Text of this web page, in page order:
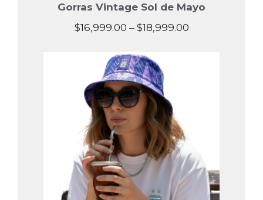
Gorras Vintage Sol de Mayo
$16,999.00 – $18,999.00Price